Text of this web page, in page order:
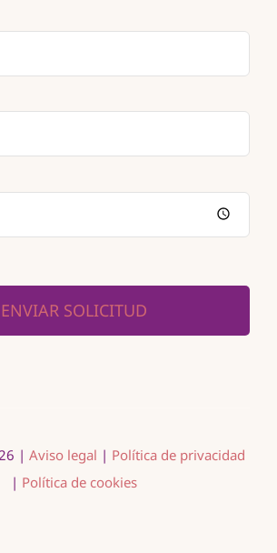
ENVIAR SOLICITUD
| Aviso legal | Política de privacidad
| Política de cookies